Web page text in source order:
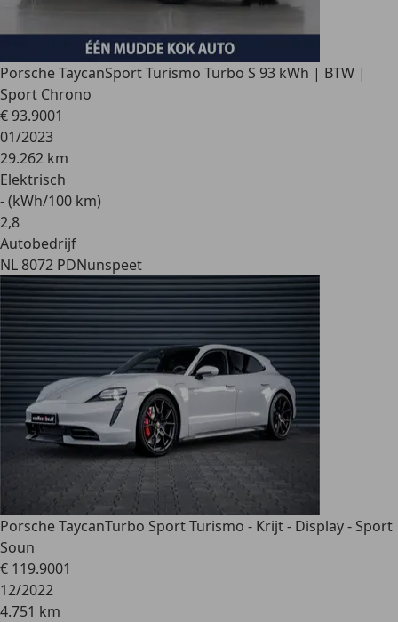
Porsche TaycanSport Turismo Turbo S 93 kWh | BTW |
Sport Chrono
€ 93.9001
01/2023
29.262 km
Elektrisch
- (kWh/100 km)
2,8
Autobedrijf
NL 8072 PDNunspeet
Porsche TaycanTurbo Sport Turismo - Krijt - Display - Sport
Soun
€ 119.9001
12/2022
4.751 km